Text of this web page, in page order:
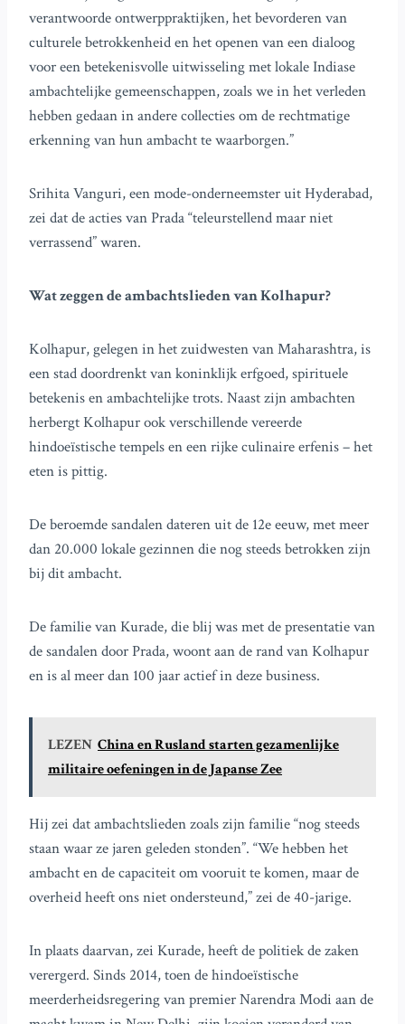
verantwoorde ontwerppraktijken, het bevorderen van
culturele betrokkenheid en het openen van een dialoog
voor een betekenisvolle uitwisseling met lokale Indiase
ambachtelijke gemeenschappen, zoals we in het verleden
hebben gedaan in andere collecties om de rechtmatige
erkenning van hun ambacht te waarborgen.”
Srihita Vanguri, een mode-onderneemster uit Hyderabad,
zei dat de acties van Prada “teleurstellend maar niet
verrassend” waren.
Wat zeggen de ambachtslieden van Kolhapur?
Kolhapur, gelegen in het zuidwesten van Maharashtra, is
een stad doordrenkt van koninklijk erfgoed, spirituele
betekenis en ambachtelijke trots. Naast zijn ambachten
herbergt Kolhapur ook verschillende vereerde
hindoeïstische tempels en een rijke culinaire erfenis – het
eten is pittig.
De beroemde sandalen dateren uit de 12e eeuw, met meer
dan 20.000 lokale gezinnen die nog steeds betrokken zijn
bij dit ambacht.
De familie van Kurade, die blij was met de presentatie van
de sandalen door Prada, woont aan de rand van Kolhapur
en is al meer dan 100 jaar actief in deze business.
LEZEN China en Rusland starten gezamenlijke
militaire oefeningen in de Japanse Zee
Hij zei dat ambachtslieden zoals zijn familie “nog steeds
staan waar ze jaren geleden stonden”. “We hebben het
ambacht en de capaciteit om vooruit te komen, maar de
overheid heeft ons niet ondersteund,” zei de 40-jarige.
In plaats daarvan, zei Kurade, heeft de politiek de zaken
verergerd. Sinds 2014, toen de hindoeïstische
meerderheidsregering van premier Narendra Modi aan de